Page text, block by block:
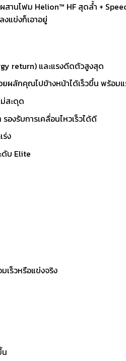
สานโฟม Helion™ HF สุดล้ำ +
แข่งก็เอาอยู่
return) และแรงดีดตัวสูงสุด
ลักคุณไปข้างหน้าได้เร็วขึ้น พร้อมแ
สะดุด
องรับการเคลื่อนไหวเร็วได้ดี
ร่ง
ดับ Elite
เร็วหรือแข่งจริง
น